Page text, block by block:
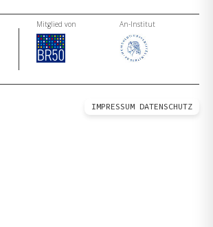
Mitglied von An-Institut
IMPRESSUM DATENSCHUTZ